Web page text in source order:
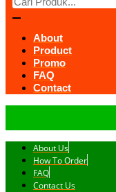
About
Product
Promo
FAQ
Contact
About Us
How To Order
FAQ
Contact Us